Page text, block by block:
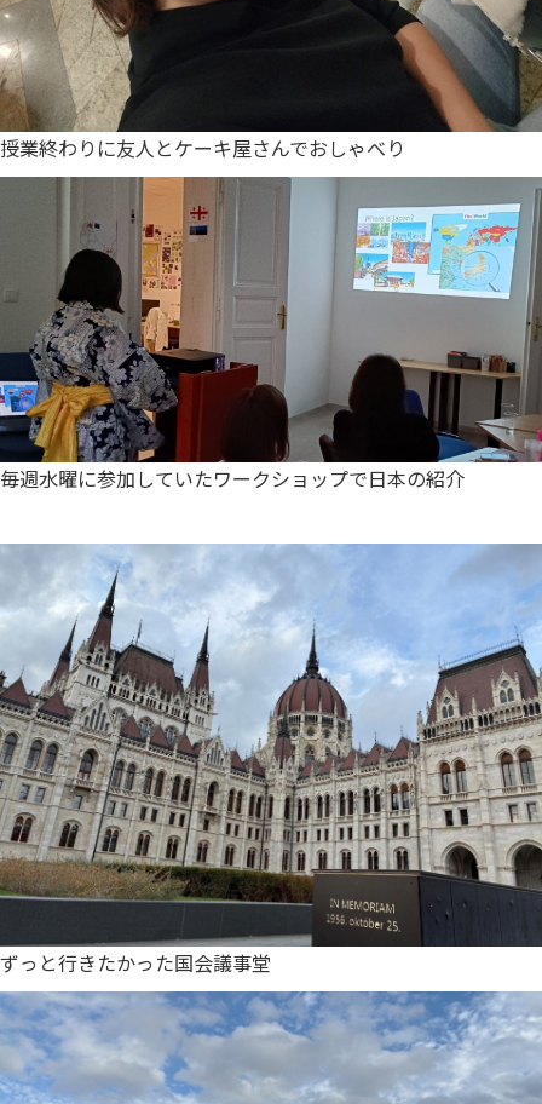
授業終わりに友人とケーキ屋さんでおしゃべり
毎週水曜に参加していたワークショップで日本の紹介
ずっと行きたかった国会議事堂